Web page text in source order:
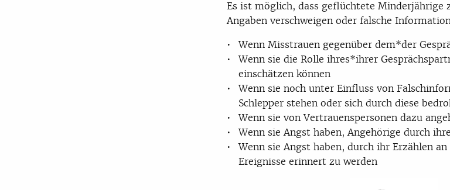
Es ist möglich, dass geflüchtete Minderjährige
Angaben verschweigen oder falsche
Wenn Misstrauen gegenüber dem*der
Wenn sie die Rolle ihres*ihrer
einschätzen können
Wenn sie noch unter Einfluss von
Schlepper stehen oder sich durch diese
Wenn sie von Vertrauenspersonen dazu
Wenn sie Angst haben, Angehörige durch
Wenn sie Angst haben, durch ihr Erzählen
Ereignisse erinnert zu werden